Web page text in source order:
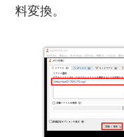
料変換。